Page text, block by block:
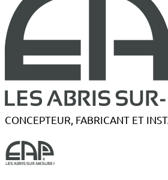
CONCEPTEUR, FABRICANT ET